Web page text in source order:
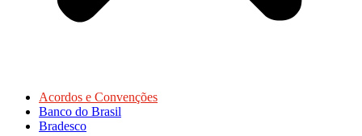
Acordos e Convenções
Banco do Brasil
Bradesco